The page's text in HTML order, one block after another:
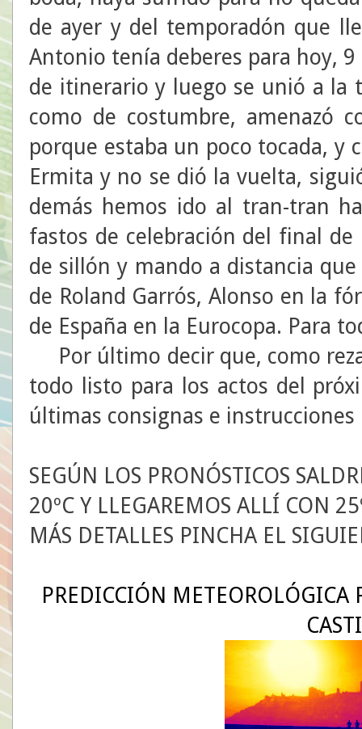
de ayer y del temporadón que
Antonio tenía deberes para hoy,
de itinerario y luego se unió a la
como de costumbre, amenazó
porque estaba un poco tocada, y
Ermita y no se dió la vuelta,
demás hemos ido al tran-tran
fastos de celebración del final
de sillón y mando a distancia
de Roland Garrós, Alonso en la
de España en la Eurocopa. Para
Por último decir que, como
todo listo para los actos del
últimas consignas e
SEGÚN LOS PRONÓSTICOS
20ºC Y LLEGAREMOS ALLÍ CON
MÁS DETALLES PINCHA EL
PREDICCIÓN METEOROLÓGICA